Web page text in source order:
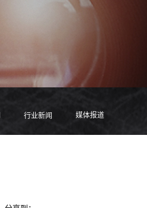
行业新闻 媒体报道